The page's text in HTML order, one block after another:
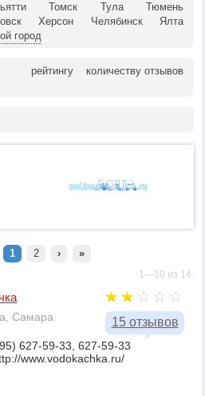
Томск Тула
Тюмень
Херсон Челябинск
Ялта
город
рейтингу количеству отзывов
1 2 › »
1—10 из 14.
15 отзывов
Самара
627-59-33, 627-59-33
www.vodokachka.ru/